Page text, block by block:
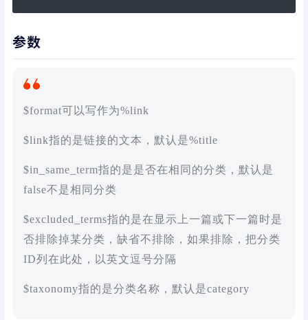
参数
$format可以写作为%link
$link指的是链接的文本，默认是%title
$in_same_term指的是是否在相同的分类，默认是
false不是相同分类
$excluded_terms指的是在显示上一篇或下一篇时是
否排除掉某分类，缺省不排除，如果排除，把分类
ID列在此处，以英文逗号分隔
$taxonomy指的是分类名称，默认是category